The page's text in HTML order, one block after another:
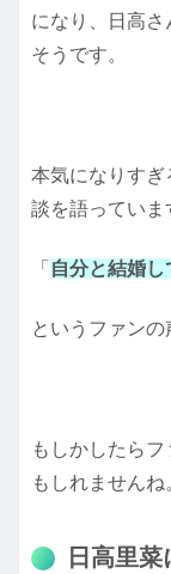
になり、日高
そうです。
本気になりすぎ
談を語っていま
「 自分と結婚し
というファンの
もしかしたら
もしれませんね
日高里